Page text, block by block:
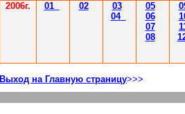
2006г. 01 02
03
04
05
06
07
08
Выход на Главную страницу>>>